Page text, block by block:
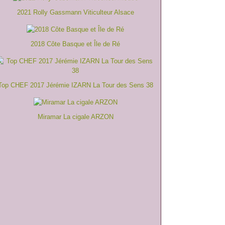
2021 Rolly Gassmann Viticulteur Alsace
2018 Côte Basque et Île de Ré
CHEF 2017 Jérémie IZARN La Tour des Sens 38
Miramar La cigale ARZON